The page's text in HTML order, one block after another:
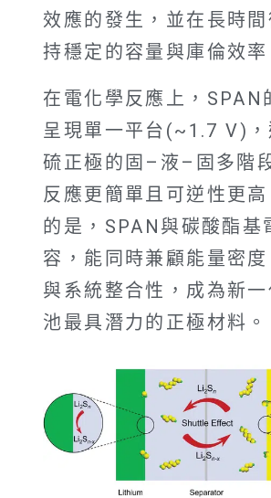
效應的發生，並在長時
持穩定的容量與庫倫效率
在電化學反應上，SPAN
呈現單一平台(~1.7 V)，
硫正極的固–液–固多階
反應更簡單且可逆性更
的是，SPAN與碳酸酯基
容，能同時兼顧能量密
與系統整合性，成為新
池最具潛力的正極材料。